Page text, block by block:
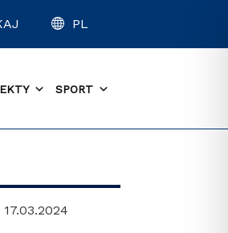
PL
SPORT
17.03.2024